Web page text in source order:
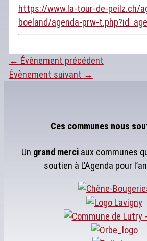
https://www.la-tour-de-peilz.ch/
boeland/agenda-prw-
← Évènement précédent
Évènement suivant →
Ces communes nous
Un grand merci aux communes
soutien à L’Agenda pour